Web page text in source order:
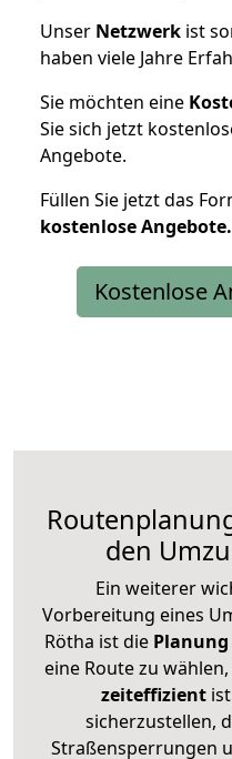
Unser Netzwerk ist
haben viele Jahre
Sie möchten eine
Sie sich jetzt
Angebote.
Füllen Sie jetzt das
kostenloseAngebote.
Kostenlose
den
Ein weiterer
Vorbereitung eines
Rötha ist diePlanung
eine Route zu
zeiteffizient
sicherzustellen,
Straßensperrungen